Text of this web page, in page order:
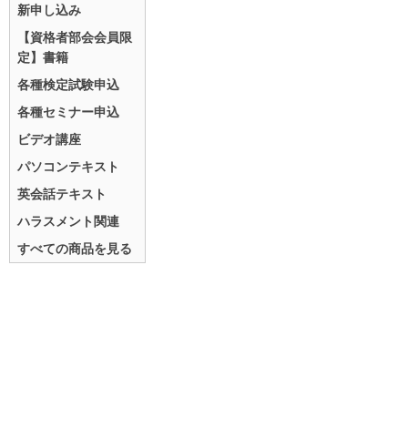
新申し込み
【資格者部会会員限
定】書籍
各種検定試験申込
各種セミナー申込
ビデオ講座
パソコンテキスト
英会話テキスト
ハラスメント関連
すべての商品を見る